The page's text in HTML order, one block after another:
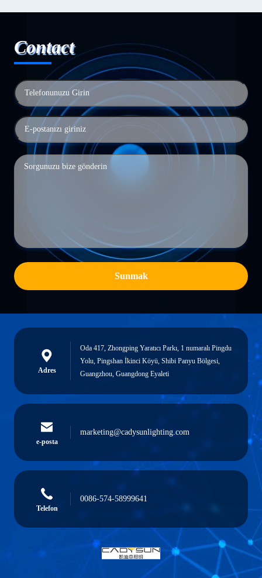
Contact
Sunmak
Adres
Oda 417, Zhongping Yaratıcı Parkı, 1 numaralı Pingdu
Yolu, Pingshan İkinci Köyü, Shibi Panyu Bölgesi,
Guangzhou, Guangdong Eyaleti
e-posta
marketing@cadysunlighting.com
Telefon
0086-574-58999641